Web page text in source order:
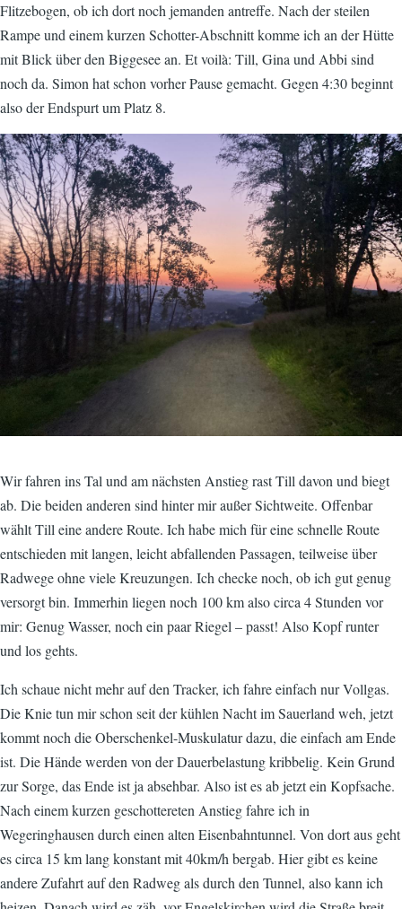
Flitzebogen, ob ich dort noch jemanden antreffe. Nach der steilen
Rampe und einem kurzen Schotter-Abschnitt komme ich an der Hütte
mit Blick über den Biggesee an. Et voilà: Till, Gina und Abbi sind
noch da. Simon hat schon vorher Pause gemacht. Gegen 4:30 beginnt
also der Endspurt um Platz 8.
Image
Wir fahren ins Tal und am nächsten Anstieg rast Till davon und biegt
ab. Die beiden anderen sind hinter mir außer Sichtweite. Offenbar
wählt Till eine andere Route. Ich habe mich für eine schnelle Route
entschieden mit langen, leicht abfallenden Passagen, teilweise über
Radwege ohne viele Kreuzungen. Ich checke noch, ob ich gut genug
versorgt bin. Immerhin liegen noch 100 km also circa 4 Stunden vor
mir: Genug Wasser, noch ein paar Riegel – passt! Also Kopf runter
und los gehts.
Ich schaue nicht mehr auf den Tracker, ich fahre einfach nur Vollgas.
Die Knie tun mir schon seit der kühlen Nacht im Sauerland weh, jetzt
kommt noch die Oberschenkel-Muskulatur dazu, die einfach am Ende
ist. Die Hände werden von der Dauerbelastung kribbelig. Kein Grund
zur Sorge, das Ende ist ja absehbar. Also ist es ab jetzt ein Kopfsache.
Nach einem kurzen geschottereten Anstieg fahre ich in
Wegeringhausen durch einen alten Eisenbahntunnel. Von dort aus geht
es circa 15 km lang konstant mit 40km/h bergab. Hier gibt es keine
andere Zufahrt auf den Radweg als durch den Tunnel, also kann ich